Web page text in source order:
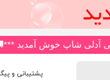
های ضد کلر و چاپی، اسلیپ، دامن دار، پا ار و یکسره
پشتیبانی و پیگیری